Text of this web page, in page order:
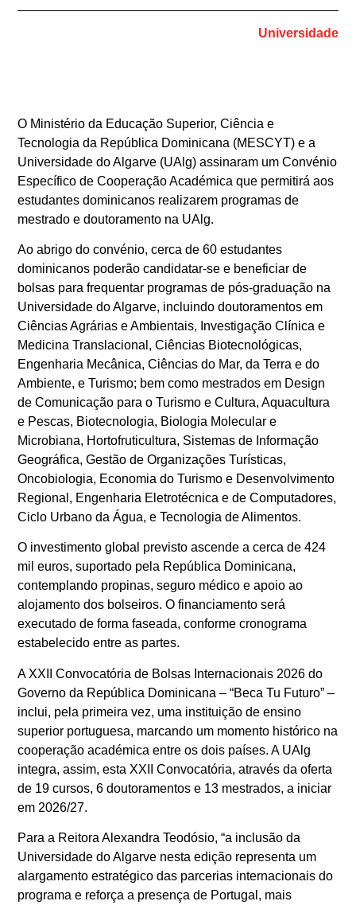
Universidade
O Ministério da Educação Superior, Ciência e
Tecnologia da República Dominicana (MESCYT) e a
Universidade do Algarve (UAlg) assinaram um Convénio
Específico de Cooperação Académica que permitirá aos
estudantes dominicanos realizarem programas de
mestrado e doutoramento na UAlg.
Ao abrigo do convénio, cerca de 60 estudantes
dominicanos poderão candidatar-se e beneficiar de
bolsas para frequentar programas de pós-graduação na
Universidade do Algarve, incluindo doutoramentos em
Ciências Agrárias e Ambientais, Investigação Clínica e
Medicina Translacional, Ciências Biotecnológicas,
Engenharia Mecânica, Ciências do Mar, da Terra e do
Ambiente, e Turismo; bem como mestrados em Design
de Comunicação para o Turismo e Cultura, Aquacultura
e Pescas, Biotecnologia, Biologia Molecular e
Microbiana, Hortofruticultura, Sistemas de Informação
Geográfica, Gestão de Organizações Turísticas,
Oncobiologia, Economia do Turismo e Desenvolvimento
Regional, Engenharia Eletrotécnica e de Computadores,
Ciclo Urbano da Água, e Tecnologia de Alimentos.
O investimento global previsto ascende a cerca de 424
mil euros, suportado pela República Dominicana,
contemplando propinas, seguro médico e apoio ao
alojamento dos bolseiros. O financiamento será
executado de forma faseada, conforme cronograma
estabelecido entre as partes.
A XXII Convocatória de Bolsas Internacionais 2026 do
Governo da República Dominicana – “Beca Tu Futuro” –
inclui, pela primeira vez, uma instituição de ensino
superior portuguesa, marcando um momento histórico na
cooperação académica entre os dois países. A UAlg
integra, assim, esta XXII Convocatória, através da oferta
de 19 cursos, 6 doutoramentos e 13 mestrados, a iniciar
em 2026/27.
Para a Reitora Alexandra Teodósio, “a inclusão da
Universidade do Algarve nesta edição representa um
alargamento estratégico das parcerias internacionais do
programa e reforça a presença de Portugal, mais